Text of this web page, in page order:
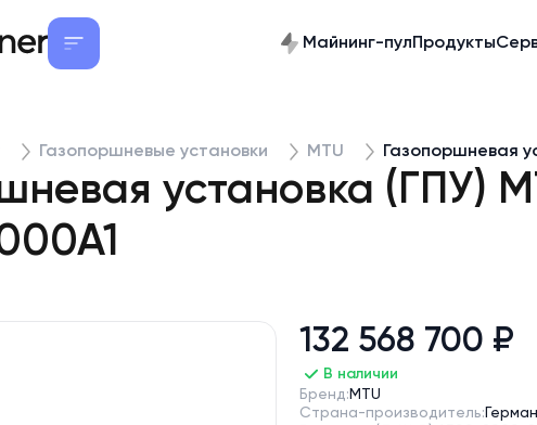
Майнинг-пулПродукты
Газопоршневые установки MTU Газопоршневая
установка (ГПУ)
132 568 700 ₽
В наличии
Бренд: MTU
Страна-производитель: